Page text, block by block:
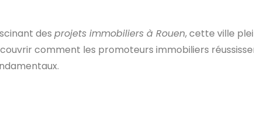
des projets immobiliers à Rouen, cette ville
comment les promoteurs immobiliers